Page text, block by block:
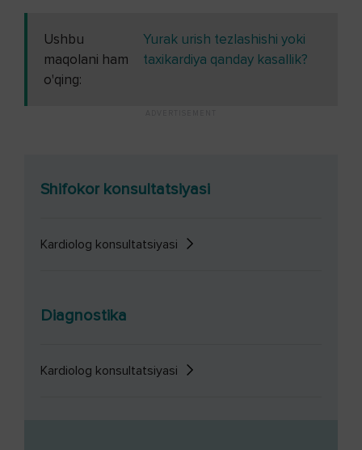
Ushbu
maqolani ham
o'qing:
Yurak urish tezlashishi yoki
taxikardiya qanday kasallik?
Shifokor konsultatsiyasi
Kardiolog konsultatsiyasi
Diagnostika
Kardiolog konsultatsiyasi